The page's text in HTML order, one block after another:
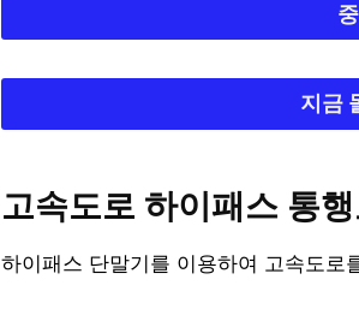
지금
고속도로 하이패스 통
하이패스 단말기를 이용하여 고속도로